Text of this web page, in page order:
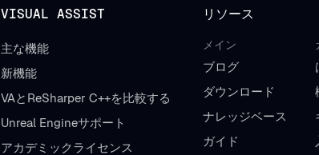
VISUAL ASSIST
主な機能
新機能
VAとReSharper C++を比較する
Unreal Engineサポート
アカデミックライセンス
リソース
メイン
ブログ
ダウンロード
ナレッジベース
ガイド